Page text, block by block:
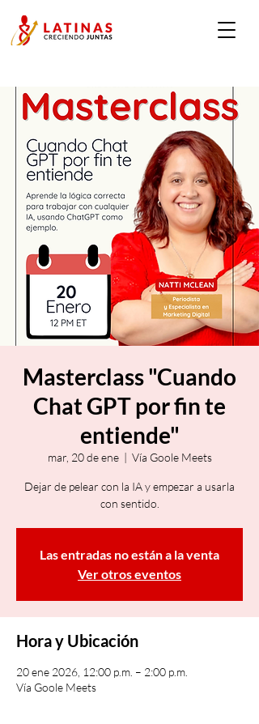
Masterclass "Cuando
Chat GPT por fin te
entiende"
mar, 20 de ene
  |
Vía Goole Meets
Dejar de pelear con la IA y empezar a usarla
con sentido.
Las entradas no están a la venta
Ver otros eventos
Hora y Ubicación
20 ene 2026, 12:00 p.m. – 2:00 p.m.
Vía Goole Meets